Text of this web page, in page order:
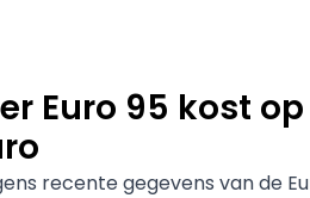
Euro 95 kost
recente gegevens van de